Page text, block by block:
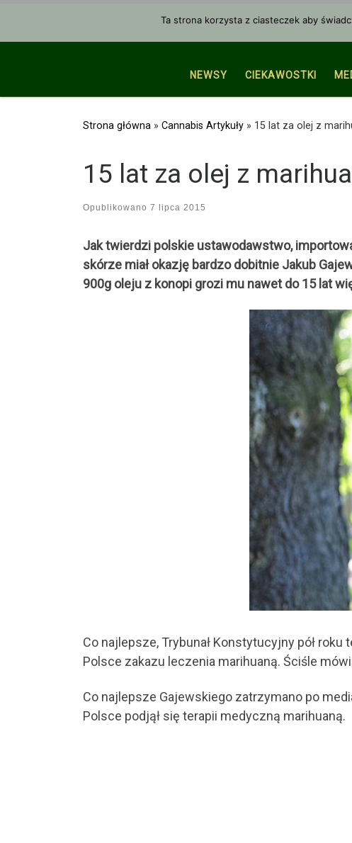
NEWSY CIEKAWOSTKI
Strona główna » Cannabis Artykuły » 15 lat za olej z
15 lat za olej z
Opublikowano 7 lipca 2015
Jak twierdzi polskie ustawodawstwo,
skórze miał okazję bardzo dobitnie Jakub
900g oleju z konopi grozi mu nawet do 15 lat
Co najlepsze, Trybunał Konstytucyjny pół
Polsce zakazu leczenia marihuaną. Ściśle
Co najlepsze Gajewskiego zatrzymano po
Polsce podjął się terapii medyczną marihuaną.
Ta strona korzysta z ciasteczek aby